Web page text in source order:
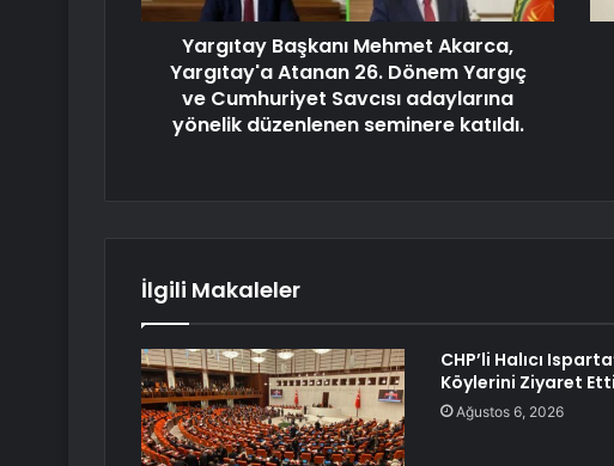
Yargıtay Başkanı Mehmet Akarca,
Yargıtay'a Atanan 26. Dönem Yargıç
ve Cumhuriyet Savcısı adaylarına
yönelik düzenlenen seminere katıldı.
İlgili Makaleler
CHP’li Halıcı
Köylerini Ziyaret Etti
Ağustos 6, 2026